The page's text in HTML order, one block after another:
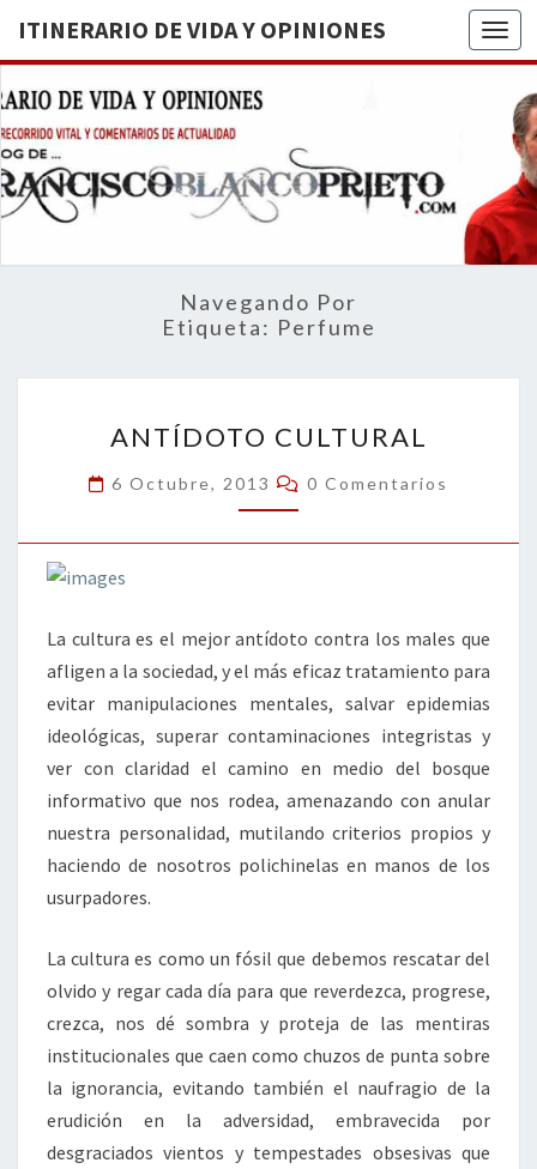
ITINERARIO DE VIDA Y OPINIONES
DE
BREVE
RECORRIDO
VITAL Y
ACTUALIDAD
Navegando Por
Etiqueta: Perfume
CULTURAL
ANTÍDOTO CULTURAL
6 Octubre, 2013 Comentarios
0 Comentarios
La cultura es el mejor antídoto contra los males que
afligen a la sociedad, y el más eficaz tratamiento para
evitar manipulaciones mentales, salvar epidemias
ideológicas, superar contaminaciones integristas y
ver con claridad el camino en medio del bosque
informativo que nos rodea, amenazando con anular
nuestra personalidad, mutilando criterios propios y
haciendo de nosotros polichinelas en manos de los
usurpadores.
La cultura es como un fósil que debemos rescatar del
olvido y regar cada día para que reverdezca, progrese,
crezca, nos dé sombra y proteja de las mentiras
institucionales que caen como chuzos de punta sobre
la ignorancia, evitando también el naufragio de la
erudición en la adversidad, embravecida por
desgraciados vientos y tempestades obsesivas que